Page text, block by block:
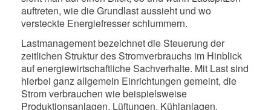
auftreten, wie die Grundlast aussieht und wo
versteckte Energiefresser schlummern.
Lastmanagement bezeichnet die Steuerung der
zeitlichen Struktur des Stromverbrauchs im Hinblick
auf energiewirtschaftliche Sachverhalte. Mit Last sind
hierbei ganz allgemein Einrichtungen gemeint, die
Strom verbrauchen wie beispielsweise
Produktionsanlagen, Lüftungen, Kühlanlagen,